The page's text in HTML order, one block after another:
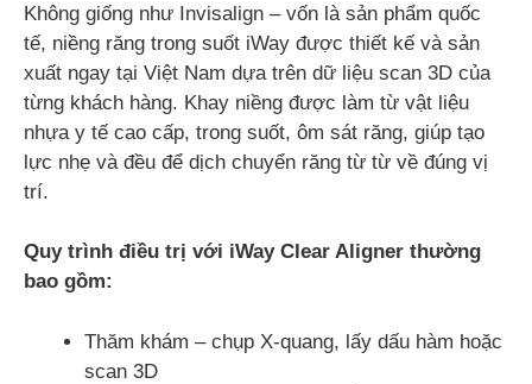
Không giống như Invisalign – vốn là sản phẩm quốc
tế, niềng răng trong suốt iWay được thiết kế và sản
xuất ngay tại Việt Nam dựa trên dữ liệu scan 3D của
từng khách hàng. Khay niềng được làm từ vật liệu
nhựa y tế cao cấp, trong suốt, ôm sát răng, giúp tạo
lực nhẹ và đều để dịch chuyển răng từ từ về đúng vị
trí.
Quy trình điều trị với iWay Clear Aligner thường
bao gồm:
Thăm khám – chụp X-quang, lấy dấu hàm hoặc
scan 3D